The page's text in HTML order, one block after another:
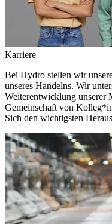
Karriere
Bei Hydro stellen wir
unseres Handelns. Wir
Weiterentwicklung unserer
Gemeinschaft von
Sich den wichtigsten